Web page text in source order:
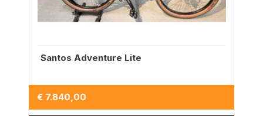
Santos Adventure Lite
€ 7.840,00